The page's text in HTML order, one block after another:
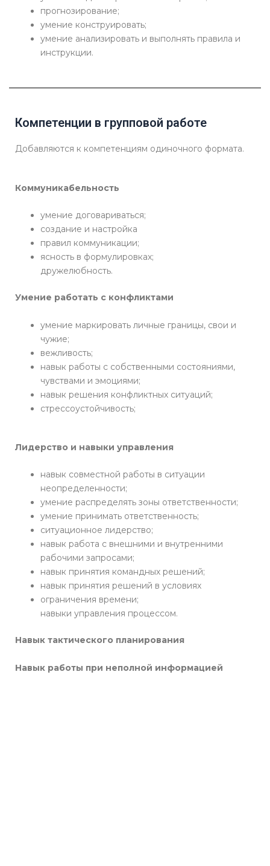
прогнозирование;
умение конструировать;
умение анализировать и выполнять правила и
инструкции.
Компетенции в групповой работе
Добавляются к компетенциям одиночного формата.
Коммуникабельность
умение договариваться;
создание и настройка
правил коммуникации;
ясность в формулировках;
дружелюбность.
Умение работать с конфликтами
умение маркировать личные границы, свои и
чужие;
вежливость;
навык работы с собственными состояниями,
чувствами и эмоциями;
навык решения конфликтных ситуаций;
стрессоустойчивость;
Лидерство и навыки управления
навык совместной работы в ситуации
неопределенности;
умение распределять зоны ответственности;
умение принимать ответственность;
ситуационное лидерство;
навык работа с внешними и внутренними
рабочими запросами;
навык принятия командных решений;
навык принятия решений в условиях
ограничения времени;
навыки управления процессом.
Навык тактического планирования
Навык работы при неполной информацией